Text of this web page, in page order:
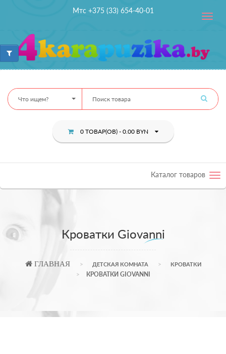
Мтс +375 (33) 654-40-01
Toggle
Что ищем?
0 ТОВАР(ОВ) - 0.00 BYN
Каталог товаров
Кроватки Giovanni
ГЛАВНАЯ ДЕТСКАЯ КОМНАТА КРОВАТКИ
КРОВАТКИ GIOVANNI